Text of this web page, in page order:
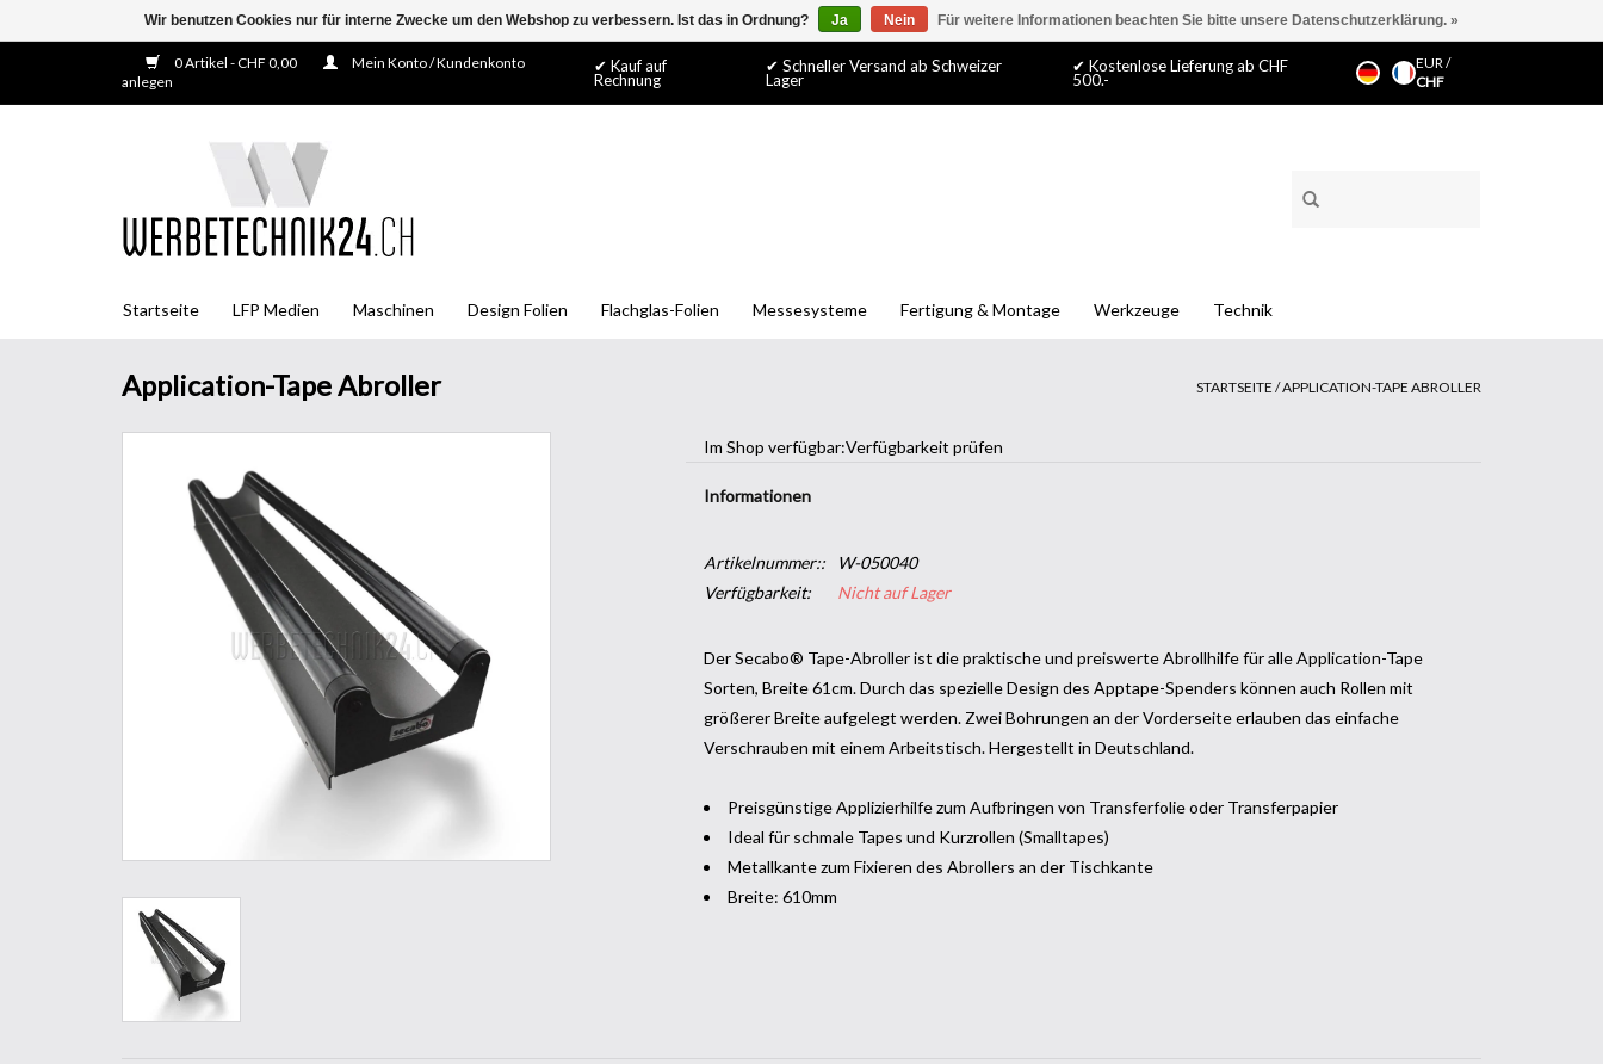
0 Artikel - CHF 0,00
Mein Konto / Kundenkonto
anlegen
✔ Kauf auf
Rechnung
✔ Schneller Versand ab Schweizer
Lager
✔ Kostenlose Lieferung ab CHF
500.-
EUR/
CHF
Startseite LFP Medien Maschinen Design Folien Flachglas-Folien Messesysteme Fertigung & Montage Werkzeuge Technik
Application-Tape Abroller STARTSEITE /APPLICATION-TAPE ABROLLER
Im Shop verfügbar:Verfügbarkeit prüfen
Informationen
Artikelnummer::
W-050040
Verfügbarkeit:
Nicht auf Lager
Der Secabo® Tape-Abroller ist die praktische und preiswerte Abrollhilfe für alle Application-Tape
Sorten, Breite 61cm. Durch das spezielle Design des Apptape-Spenders können auch Rollen mit
größerer Breite aufgelegt werden. Zwei Bohrungen an der Vorderseite erlauben das einfache
Verschrauben mit einem Arbeitstisch. Hergestellt in Deutschland.
Preisgünstige Applizierhilfe zum Aufbringen von Transferfolie oder Transferpapier
Ideal für schmale Tapes und Kurzrollen (Smalltapes)
Metallkante zum Fixieren des Abrollers an der Tischkante
Breite: 610mm
Wir benutzen Cookies nur für interne Zwecke um den Webshop zu verbessern. Ist das in Ordnung? Ja Nein Für weitere Informationen beachten Sie bitte unsere Datenschutzerklärung. »